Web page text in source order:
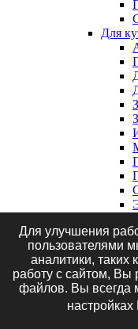
Для
Для улучшения
пользователями
аналитики, таких
работу с сайтом, Вы
файлов. Вы всегда